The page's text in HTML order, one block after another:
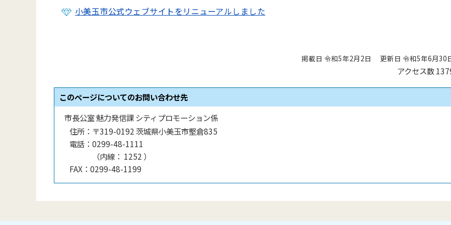
小美玉市公式ウェブサイトをリニューアルしました
掲載日 令和5年2月2日 更新日 令和5年6月30
アクセス数
このページについてのお問い合わせ先
市長公室 魅力発信課 シティプロモーション係
住所： 〒319-0192 茨城県小美玉市堅倉835
電話： 0299-48-1111
（内線 ： 1252 ）
FAX： 0299-48-1199